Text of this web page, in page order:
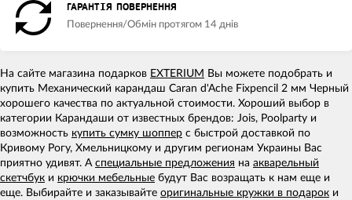
ГАРАНТІЯ ПОВЕРНЕННЯ
Повернення/Обмін протягом 14 днів
На сайте магазина подарков EXTERIUM Вы можете подобрать и
купить Механический карандаш Caran d'Ache Fixpencil 2 мм Черный
хорошего качества по актуальной стоимости. Хороший выбор в
категории Карандаши от известных брендов: Jois, Poolparty и
возможность купить сумку шоппер с быстрой доставкой по
Кривому Рогу, Хмельницкому и другим регионам Украины Вас
приятно удивят. А специальные предложения на акварельный
скетчбук и крючки мебельные будут Вас возращать к нам еще и
еще. Выбирайте и заказывайте оригинальные кружки в подарок и